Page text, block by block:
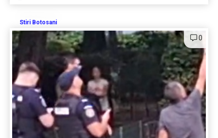
Stiri Botosani
0